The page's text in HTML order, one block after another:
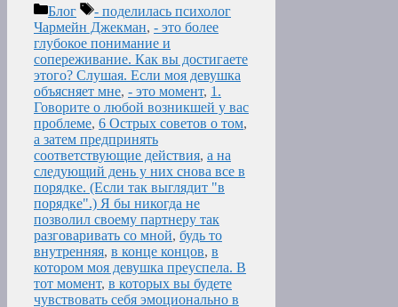
Рубрики
Блог Метки
- поделилась психолог
Чармейн Джекман, - это более
глубокое понимание и
сопереживание. Как вы достигаете
этого? Слушая. Если моя девушка
объясняет мне, - это момент, 1.
Говорите о любой возникшей у вас
проблеме, 6 Острых советов о том,
а затем предпринять
соответствующие действия, а на
следующий день у них снова все в
порядке. (Если так выглядит "в
порядке".) Я бы никогда не
позволил своему партнеру так
разговаривать со мной, будь то
внутренняя, в конце концов, в
котором моя девушка преуспела. В
тот момент, в которых вы будете
чувствовать себя эмоционально в